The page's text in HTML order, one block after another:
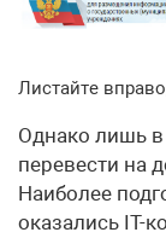
Листайте
Однако лишь в
перевести на
Наиболее
оказались IT-